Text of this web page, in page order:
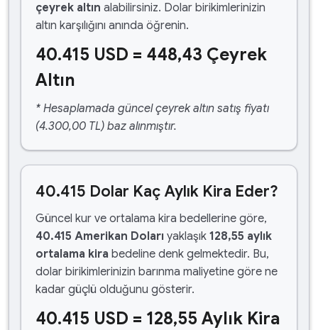
çeyrek altın alabilirsiniz. Dolar birikimlerinizin
altın karşılığını anında öğrenin.
40.415 USD = 448,43 Çeyrek
Altın
* Hesaplamada güncel çeyrek altın satış fiyatı
(4.300,00 TL) baz alınmıştır.
40.415 Dolar Kaç Aylık Kira Eder?
Güncel kur ve ortalama kira bedellerine göre,
40.415 Amerikan Doları yaklaşık 128,55 aylık
ortalama kira bedeline denk gelmektedir. Bu,
dolar birikimlerinizin barınma maliyetine göre ne
kadar güçlü olduğunu gösterir.
40.415 USD = 128,55 Aylık Kira